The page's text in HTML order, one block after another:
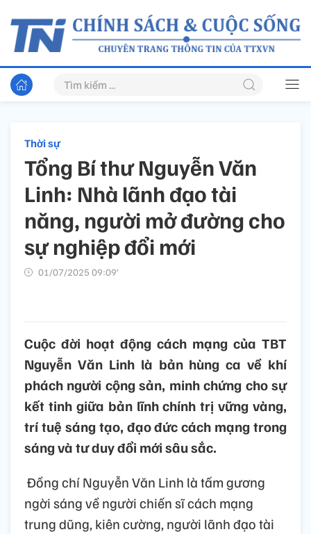
Thời sự
Tổng Bí thư Nguyễn Văn
Linh: Nhà lãnh đạo tài
năng, người mở đường cho
sự nghiệp đổi mới
01/07/2025 09:09’
Cuộc đời hoạt động cách mạng của TBT
Nguyễn Văn Linh là bản hùng ca về khí
phách người cộng sản, minh chứng cho sự
kết tinh giữa bản lĩnh chính trị vững vàng,
trí tuệ sáng tạo, đạo đức cách mạng trong
sáng và tư duy đổi mới sâu sắc.
Đồng chí Nguyễn Văn Linh là tấm gương
ngời sáng về người chiến sĩ cách mạng
trung dũng, kiên cường, người lãnh đạo tài